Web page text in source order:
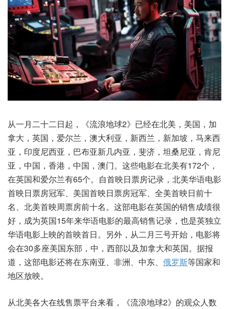
从一月二十二日起，《流浪地球2》已经在北美，美国，加
拿大，英国，爱尔兰，澳大利亚，新西兰，新加坡，马来西
亚，印度尼西亚，巴布亚新几内亚，斐济，坦桑尼亚，肯尼
亚，中国，香港，中国，澳门。这些电影在北美有172个，
在英国和爱尔兰有65个。自首映日票房记录，北美华语电影
首映日票房冠军、美国首映日票房冠军、全美首映日前十
名、北美首映周票房前十名。这部电影在英国的销售成绩很
好，成为英国15年来华语电影的最高销售记录，也是英独立
华语电影上映的首映首日。另外，从二月三号开始，电影将
会在30多座美国东部，中，西部以及加拿大和英国。据报
道，这部电影还将在东南亚、非洲、中东、 俄罗斯等国家和
地区放映。
从北美各大在线售票平台来看，《流浪地球2》的观众人数